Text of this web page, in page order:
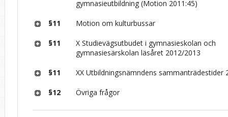
gymnasieutbildning (Motion 2011:45)
§11 Motion om kulturbussar
§11
X Studievägsutbudet i gymnasieskolan och
gymnasiesärskolan läsåret 2012/2013
§11 XX Utbildningsnämndens sammanträdestider
§12 Övriga frågor